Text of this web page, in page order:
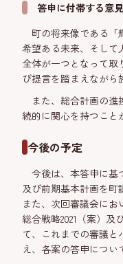
答申に付帯する意見
町の将来像である「
希望ある未来、そして
全体が一つとなって取
び提言を踏まえながら
また、総合計画の進
続的に関心を持つこと
今後の予定
今後は、本答申に基
及び前期基本計画を町
また、次回審議会に
総合戦略2021（案）及
て、これまでの審議と
え、各案の答申につい